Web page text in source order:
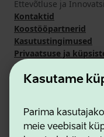
Kasutame
Parima
meie veebisait
Ettevõtluse ja
Kontaktid
Koostööpartnerid
Kasutustingimused
Privaatsuse ja